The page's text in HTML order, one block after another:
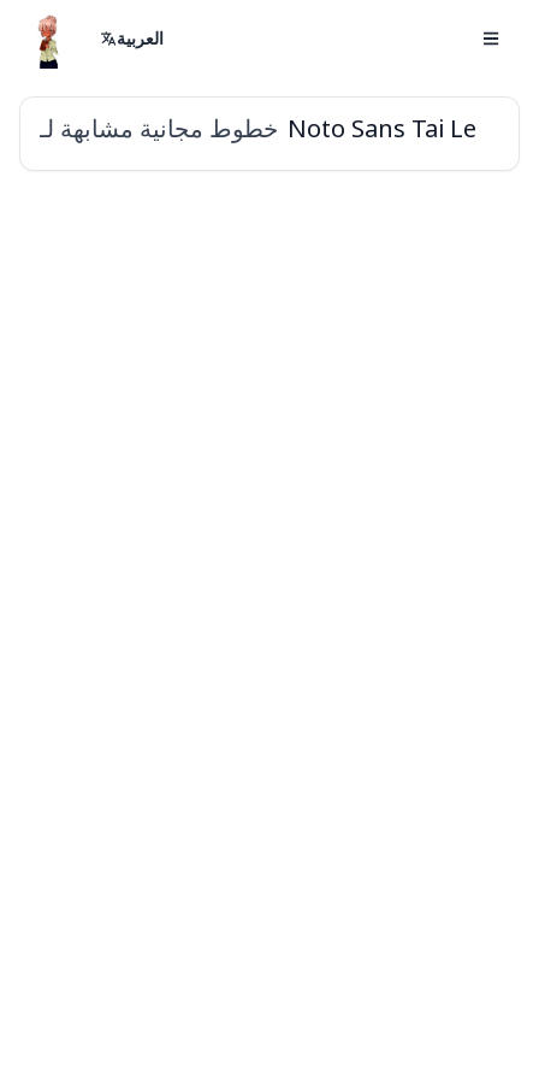
العربية
خطوط مجانية مشابهة لـ Noto Sans Tai Le